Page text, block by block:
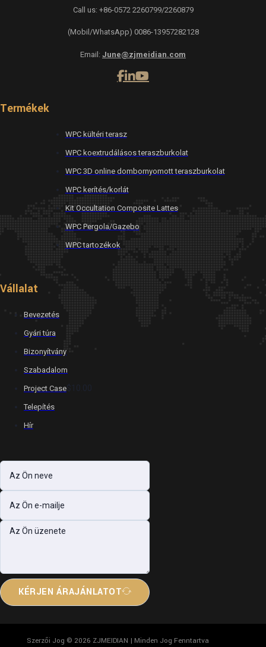
Call us: +86-0572 2260799/2260879
(Mobil/WhatsApp) 0086-13957282128
Email: June@zjmeidian.com
Termékek
WPC kültéri terasz
WPC koextrudálásos teraszburkolat
WPC 3D online dombornyomott teraszburkolat
WPC kerítés/korlát
Kit Occultation Composite Lattes
WPC Pergola/Gazebo
WPC tartozékok
Vállalat
Bevezetés
Gyári túra
Bizonyítvány
Szabadalom
Project Case$10.00
Telepítés
Hír
KÉRJEN ÁRAJÁNLATOT
Szerzői Jog © 2026 ZJMEIDIAN | Minden Jog Fenntartva